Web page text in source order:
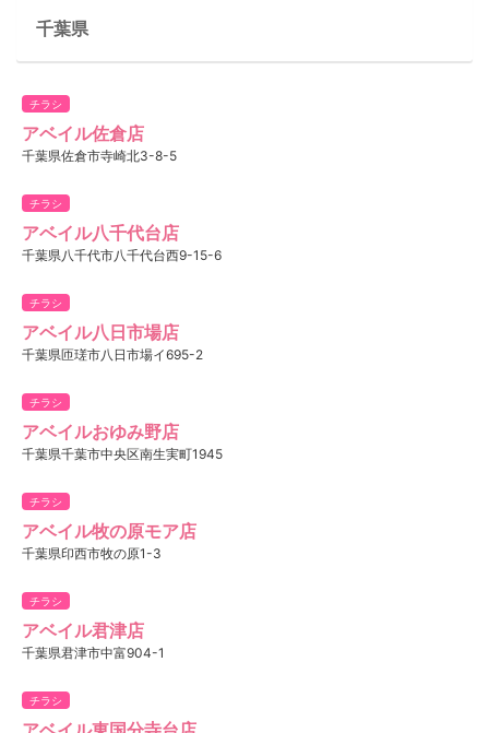
千葉県
チラシ
アベイル佐倉店
千葉県佐倉市寺崎北3-8-5
チラシ
アベイル八千代台店
千葉県八千代市八千代台西9-15-6
チラシ
アベイル八日市場店
千葉県匝瑳市八日市場イ695-2
チラシ
アベイルおゆみ野店
千葉県千葉市中央区南生実町1945
チラシ
アベイル牧の原モア店
千葉県印西市牧の原1-3
チラシ
アベイル君津店
千葉県君津市中富904-1
チラシ